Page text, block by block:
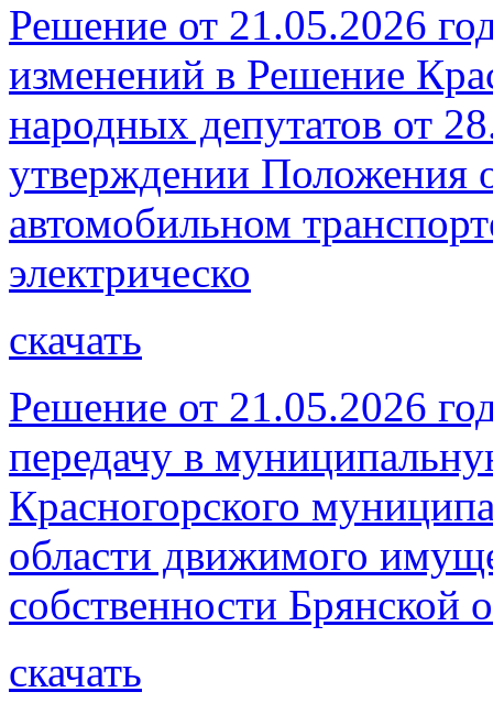
Решение от 21.05.2026
изменений в Решение
народных депутатов от
утверждении Положения
автомобильном
электрическо
скачать
Решение от 21.05.2026
передачу в
Красногорского
области движимого
собственности Брянской
скачать